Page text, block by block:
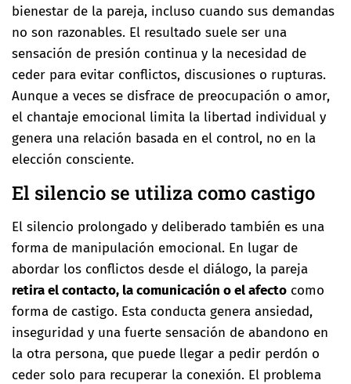
bienestar de la pareja, incluso cuando sus demandas
no son razonables. El resultado suele ser una
sensación de presión continua y la necesidad de
ceder para evitar conflictos, discusiones o rupturas.
Aunque a veces se disfrace de preocupación o amor,
el chantaje emocional limita la libertad individual y
genera una relación basada en el control, no en la
elección consciente.
El silencio se utiliza como castigo
El silencio prolongado y deliberado también es una
forma de manipulación emocional. En lugar de
abordar los conflictos desde el diálogo, la pareja
retira el contacto, la comunicación o el afecto como
forma de castigo. Esta conducta genera ansiedad,
inseguridad y una fuerte sensación de abandono en
la otra persona, que puede llegar a pedir perdón o
ceder solo para recuperar la conexión. El problema